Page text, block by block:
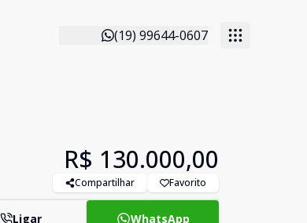
(19) 99644-0607
R$ 130.000,00
Compartilhar Favorito
Ligar WhatsApp